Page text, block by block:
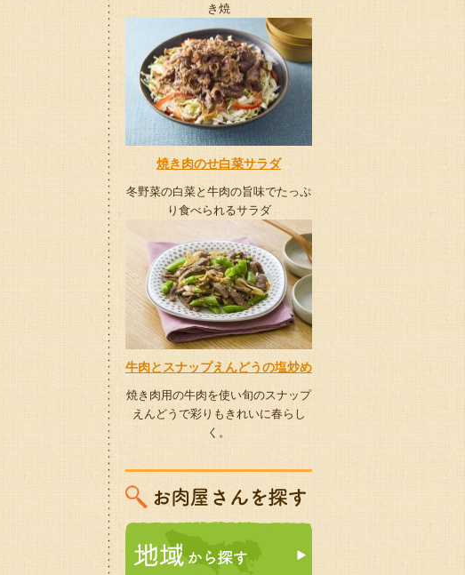
き焼
焼き肉のせ白菜サラダ
冬野菜の白菜と牛肉の旨味でたっぷ
り食べられるサラダ
牛肉とスナップえんどうの塩炒め
焼き肉用の牛肉を使い旬のスナップ
えんどうで彩りもきれいに春らし
く。